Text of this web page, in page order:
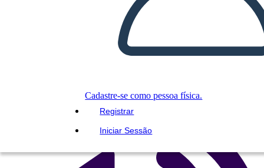
Cadastre-se como pessoa física.
Registrar
Iniciar Sessão
Copie este storyboard
CRIAR UM STORYBOARD
LEIA PRA MIM